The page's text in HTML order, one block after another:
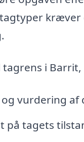
i
vurdering af
på tagets